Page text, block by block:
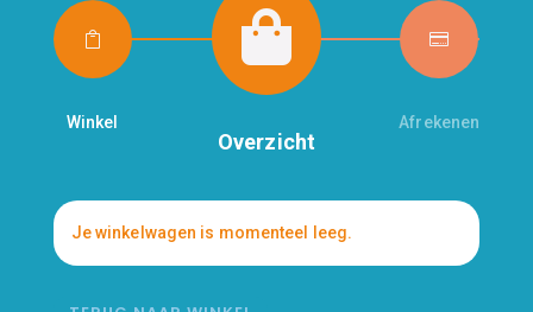

Winkel

Overzicht

Afrekenen
Je winkelwagen is momenteel leeg.